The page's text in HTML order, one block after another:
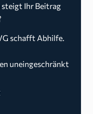
Ihr Beitrag
schafft Abhilfe.
uneingeschränkt